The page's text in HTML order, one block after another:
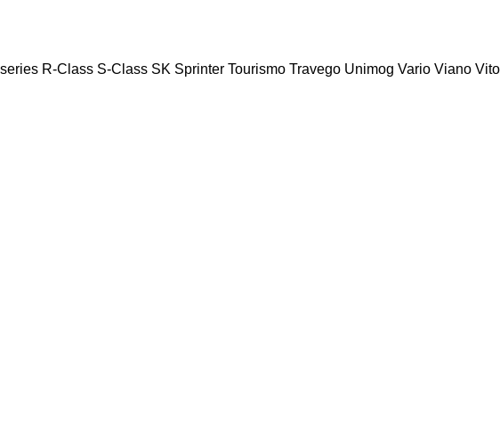
R-Class S-Class SK Sprinter Tourismo Travego Unimog Vario Viano Vito